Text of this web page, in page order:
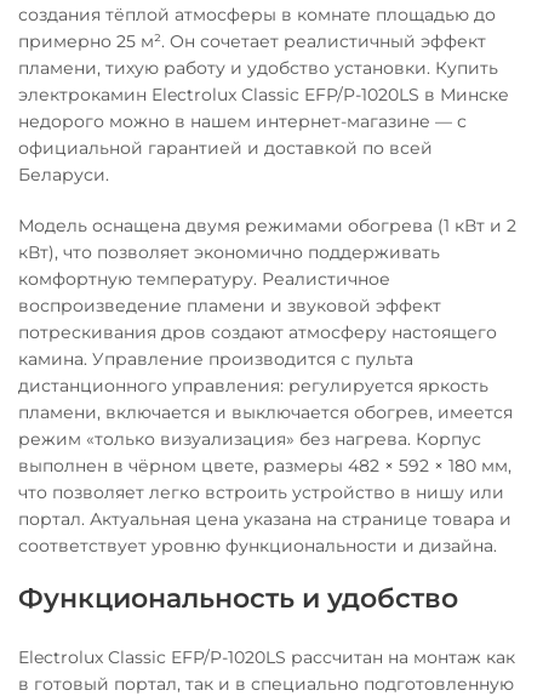
создания тёплой атмосферы в комнате площадью до
примерно 25 м². Он сочетает реалистичный эффект
пламени, тихую работу и удобство установки. Купить
электрокамин Electrolux Classic EFP/P-1020LS в Минске
недорого можно в нашем интернет-магазине — с
официальной гарантией и доставкой по всей
Беларуси.
Модель оснащена двумя режимами обогрева (1 кВт и 2
кВт), что позволяет экономично поддерживать
комфортную температуру. Реалистичное
воспроизведение пламени и звуковой эффект
потрескивания дров создают атмосферу настоящего
камина. Управление производится с пульта
дистанционного управления: регулируется яркость
пламени, включается и выключается обогрев, имеется
режим «только визуализация» без нагрева. Корпус
выполнен в чёрном цвете, размеры 482 × 592 × 180 мм,
что позволяет легко встроить устройство в нишу или
портал. Актуальная цена указана на странице товара и
соответствует уровню функциональности и дизайна.
Функциональность и удобство
Electrolux Classic EFP/P-1020LS рассчитан на монтаж как
в готовый портал, так и в специально подготовленную